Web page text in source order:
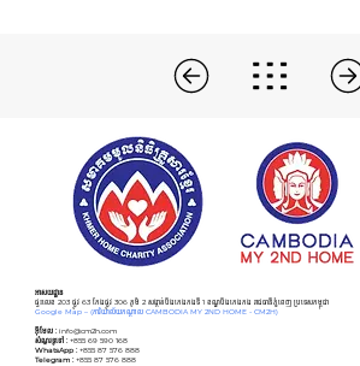
អាសយដ្ឋាន
ផ្ទះលេខ 203 ផ្លូវ 63 កែងផ្លូវ 306 ភូមិ 2 សង្កាត់បឹងកេងកងទី 1 ខណ្ឌបឹងកេងកង រាជធានីភ្នំពេញ ប្រទេសកម្ពុជា
Google Map –(ការិយាល័យកណ្ដាល CAMBODIA MY 2ND HOME - CM2H)
អ៊ីមែល : info@cm2h.com
សំណួរទូទៅ :+855 69 590 168
WhatsApp :+855 87 576 888
Telegram :+855 87 576 888